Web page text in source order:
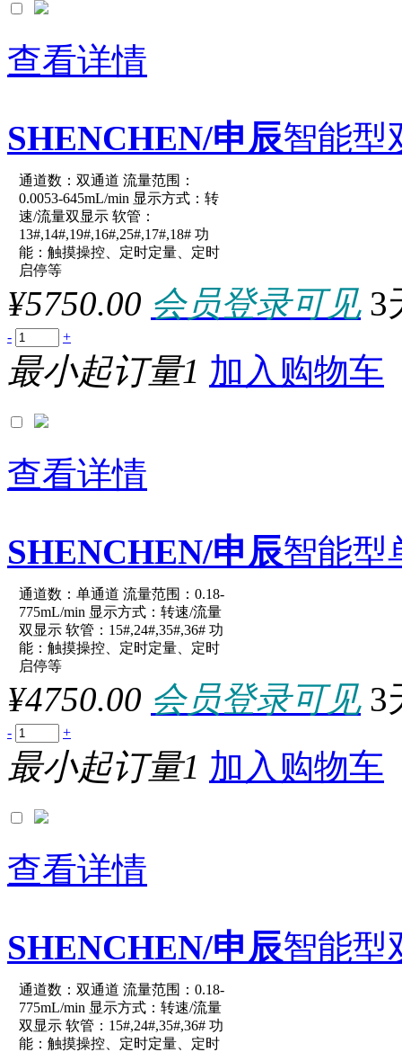
查看详情
SHENCHEN/申辰智能型
原厂型号：LabV1-III-
参数：
通道数：双通道 流量范围：
0.0053-645mL/min 显示方式：转
速/流量双显示 软管：
13#,14#,19#,16#,25#,17#,18# 功
能：触摸操控、定时定量、定时
启停等
¥5750.00 会员登录可见 3
- +
最小起订量1 加入购物车
查看详情
SHENCHEN/申辰智能型
原厂型号：LabV1-III-
参数：
通道数：单通道 流量范围：0.18-
775mL/min 显示方式：转速/流量
双显示 软管：15#,24#,35#,36# 功
能：触摸操控、定时定量、定时
启停等
¥4750.00 会员登录可见 3
- +
最小起订量1 加入购物车
查看详情
SHENCHEN/申辰智能型
原厂型号：LabV1-III-
通道数：双通道 流量范围：0.18-
775mL/min 显示方式：转速/流量
双显示 软管：15#,24#,35#,36# 功
能：触摸操控、定时定量、定时